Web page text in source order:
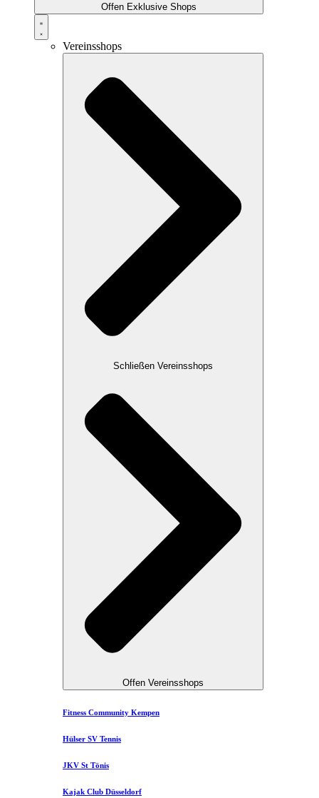
Offen Exklusive Shops
Vereinsshops
Schließen Vereinsshops
Offen Vereinsshops
Fitness Community Kempen
Hülser SV Tennis
JKV St Tönis
Kajak Club Düsseldorf